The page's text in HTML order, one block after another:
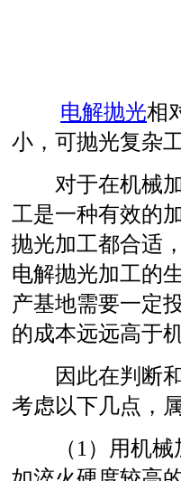
电解抛光相
小，可抛光复杂
对于在机械加
工是一种有效的
抛光加工都合适
电解抛光加工的
产基地需要一定
的成本远远高于
因此在判断和
考虑以下几点，
（1）用机械加